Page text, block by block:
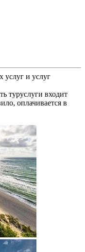
услуг и услуг
туруслуги входит
оплачивается в